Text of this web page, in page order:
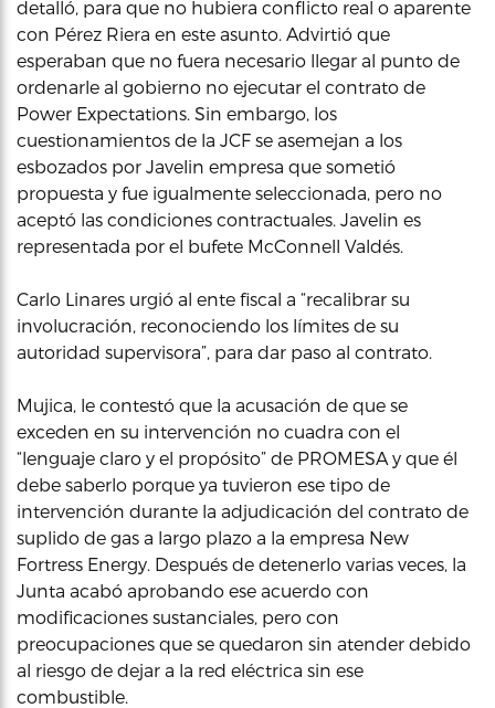
detalló, para que no hubiera conflicto real o aparente
con Pérez Riera en este asunto. Advirtió que
esperaban que no fuera necesario llegar al punto de
ordenarle al gobierno no ejecutar el contrato de
Power Expectations. Sin embargo, los
cuestionamientos de la JCF se asemejan a los
esbozados por Javelin empresa que sometió
propuesta y fue igualmente seleccionada, pero no
aceptó las condiciones contractuales. Javelin es
representada por el bufete McConnell Valdés.
Carlo Linares urgió al ente fiscal a “recalibrar su
involucración, reconociendo los límites de su
autoridad supervisora”, para dar paso al contrato.
Mujica, le contestó que la acusación de que se
exceden en su intervención no cuadra con el
“lenguaje claro y el propósito” de PROMESA y que él
debe saberlo porque ya tuvieron ese tipo de
intervención durante la adjudicación del contrato de
suplido de gas a largo plazo a la empresa New
Fortress Energy. Después de detenerlo varias veces, la
Junta acabó aprobando ese acuerdo con
modificaciones sustanciales, pero con
preocupaciones que se quedaron sin atender debido
al riesgo de dejar a la red eléctrica sin ese
combustible.